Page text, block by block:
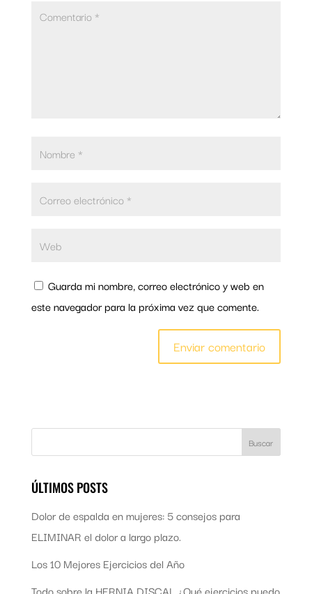
Guarda mi nombre, correo electrónico y web en
este navegador para la próxima vez que comente.
ÚLTIMOS POSTS
Dolor de espalda en mujeres: 5 consejos para
ELIMINAR el dolor a largo plazo.
Los 10 Mejores Ejercicios del Año
Todo sobre la HERNIA DISCAL ¿Qué ejercicios puedo